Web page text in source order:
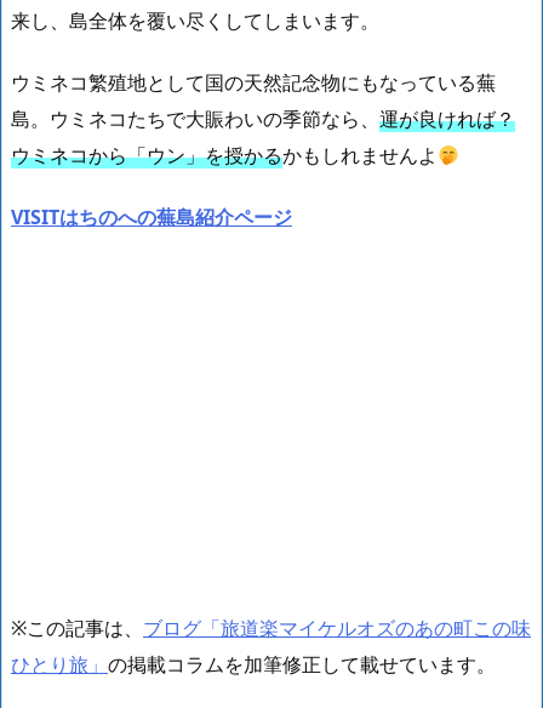
来し、島全体を覆い尽くしてしまいます。
ウミネコ繁殖地として国の天然記念物にもなっている蕪
島。ウミネコたちで大賑わいの季節なら、 運が良ければ？
ウミネコから「ウン」を授かるかもしれませんよ
VISITはちのへの蕪島紹介ページ
※この記事は、 ブログ「旅道楽マイケルオズのあの町この味
ひとり旅」 の掲載コラムを加筆修正して載せています。